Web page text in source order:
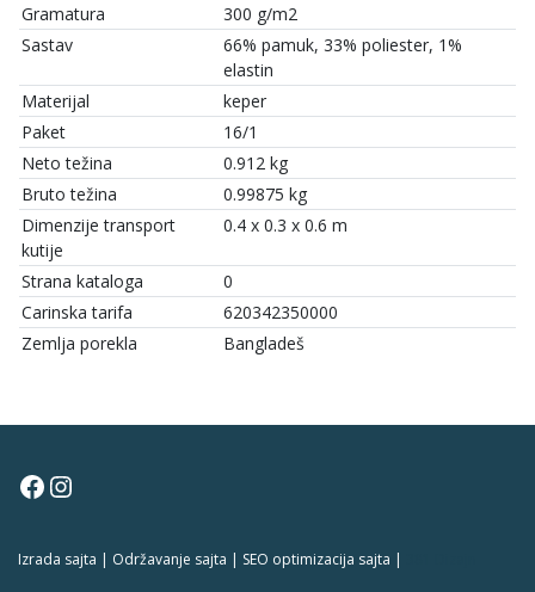
Gramatura
300 g/m2
Sastav
66% pamuk, 33% poliester, 1%
elastin
Materijal
keper
Paket
16/1
Neto težina
0.912 kg
Bruto težina
0.99875 kg
Dimenzije transport
kutije
0.4 x 0.3 x 0.6 m
Strana kataloga
0
Carinska tarifa
620342350000
Zemlja porekla
Bangladeš
Facebook
Instagram
Izrada sajta | Održavanje sajta | SEO optimizacija sajta |